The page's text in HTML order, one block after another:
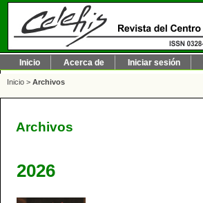
Inicio Acerca de Iniciar sesión
Inicio > Archivos
Archivos
2026